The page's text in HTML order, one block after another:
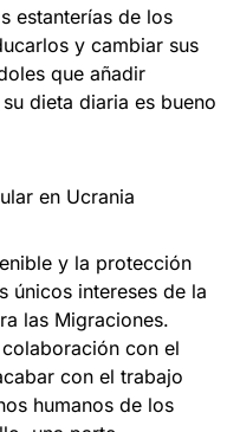
estanterías de los
y cambiar sus
que añadir
dieta diaria es bueno
en Ucrania
y la protección
únicos intereses de la
las Migraciones.
con el
con el trabajo
humanos de los